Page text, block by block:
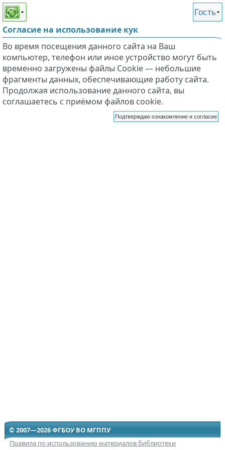
Этот сайт поддерживает
слабовидящих
Гость
Согласие на использование кук
Во время посещения данного сайта на Ваш
компьютер, телефон или иное устройство могут быть
временно загружены файлы Cookie — небольшие
фрагменты данных, обеспечивающие работу сайта.
Продолжая использование данного сайта, вы
соглашаетесь с приёмом файлов cookie.
Подтверждаю ознакомление и согласие
© 2007—2026 ФГБОУ ВО МГППУ
Правила по использованию материалов библиотеки